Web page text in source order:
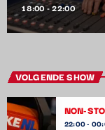
18:00 - 22:00
VOLGENDE SHOW
NON-
22:00 -